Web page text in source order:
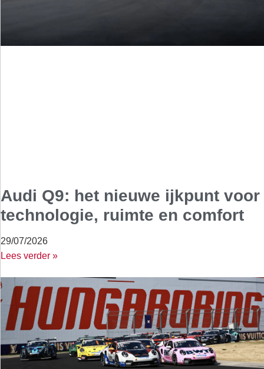
Audi Q9: het nieuwe ijkpunt voor
technologie, ruimte en comfort
29/07/2026
Lees verder »